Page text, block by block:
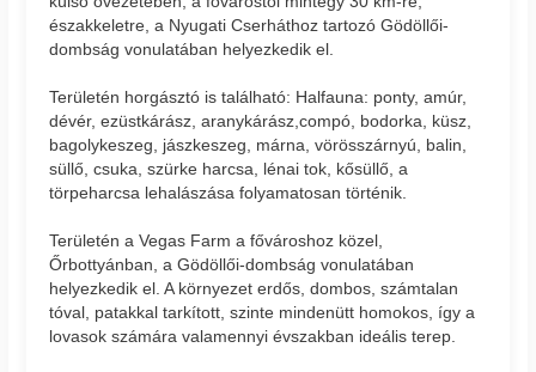
északkeletre, a Nyugati Cserháthoz tartozó Gödöllői-
dombság vonulatában helyezkedik el.
Területén horgásztó is található: Halfauna: ponty, amúr,
dévér, ezüstkárász, aranykárász,compó, bodorka, küsz,
bagolykeszeg, jászkeszeg, márna, vörösszárnyú, balin,
süllő, csuka, szürke harcsa, lénai tok, kősüllő, a
törpeharcsa lehalászása folyamatosan történik.
Területén a Vegas Farm a fővároshoz közel,
Őrbottyánban, a Gödöllői-dombság vonulatában
helyezkedik el. A környezet erdős, dombos, számtalan
tóval, patakkal tarkított, szinte mindenütt homokos, így a
lovasok számára valamennyi évszakban ideális terep.